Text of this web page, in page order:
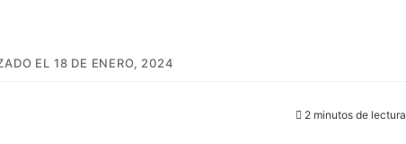
EL 18 DE ENERO, 2024
2 minutos de lectura